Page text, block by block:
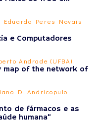
Eduardo Peres Novais
e Computadores
Andrade (UFBA)
map of the network of
D. Andricopulo
de fármacos e as
humana”